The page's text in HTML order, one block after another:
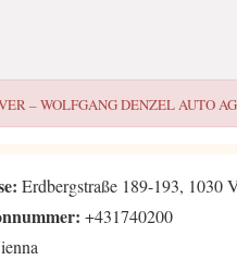
– WOLFGANG DENZEL AUTO AG
Erdbergstraße 189-193, 1030
+431740200